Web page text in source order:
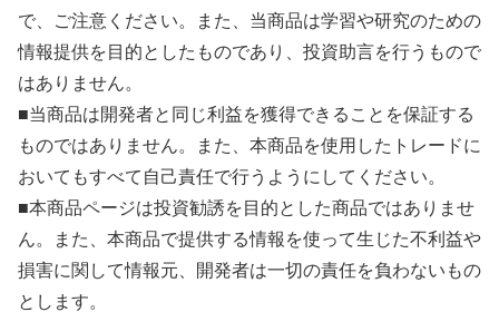
で、ご注意ください。また、当商品は学習や研究のための
情報提供を目的としたものであり、投資助言を行うもので
はありません。
■当商品は開発者と同じ利益を獲得できることを保証する
ものではありません。また、本商品を使用したトレードに
おいてもすべて自己責任で行うようにしてください。
■本商品ページは投資勧誘を目的とした商品ではありませ
ん。また、本商品で提供する情報を使って生じた不利益や
損害に関して情報元、開発者は一切の責任を負わないもの
とします。